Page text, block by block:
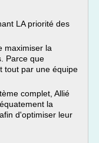
LA priorité des
maximiser la
Parce que
tout par une équipe
complet, Allié
la
d'optimiser leur